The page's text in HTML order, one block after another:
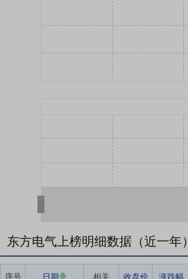
东方电气上榜明细数据（近一年）
序号 日期 相关 收盘价 涨跌幅